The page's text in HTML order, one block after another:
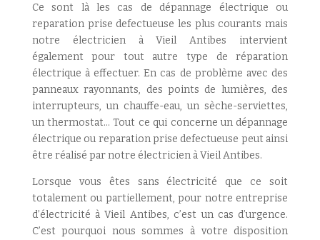
Ce sont là les cas de dépannage électrique ou
reparation prise defectueuse les plus courants mais
notre électricien à Vieil Antibes intervient
également pour tout autre type de réparation
électrique à effectuer. En cas de problème avec des
panneaux rayonnants, des points de lumières, des
interrupteurs, un chauffe-eau, un sèche-serviettes,
un thermostat… Tout ce qui concerne un dépannage
électrique ou reparation prise defectueuse peut ainsi
être réalisé par notre électricien à Vieil Antibes.
Lorsque vous êtes sans électricité que ce soit
totalement ou partiellement, pour notre entreprise
d’électricité à Vieil Antibes, c’est un cas d’urgence.
C’est pourquoi nous sommes à votre disposition